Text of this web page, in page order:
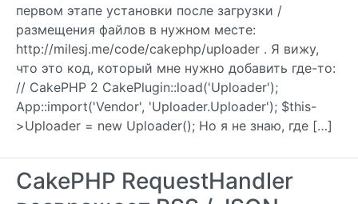
первом этапе установки после загрузки /
размещения файлов в нужном месте:
http://milesj.me/code/cakephp/uploader . Я вижу,
что это код, который мне нужно добавить где-то:
// CakePHP 2 CakePlugin::load('Uploader');
App::import('Vendor', 'Uploader.Uploader'); $this-
>Uploader = new Uploader(); Но я не знаю, где […]
CakePHP RequestHandler